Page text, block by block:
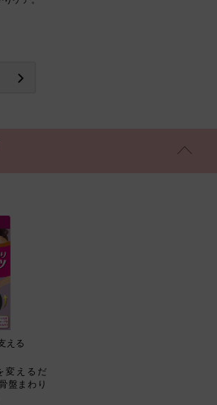
える
変えるだ
盤まわり